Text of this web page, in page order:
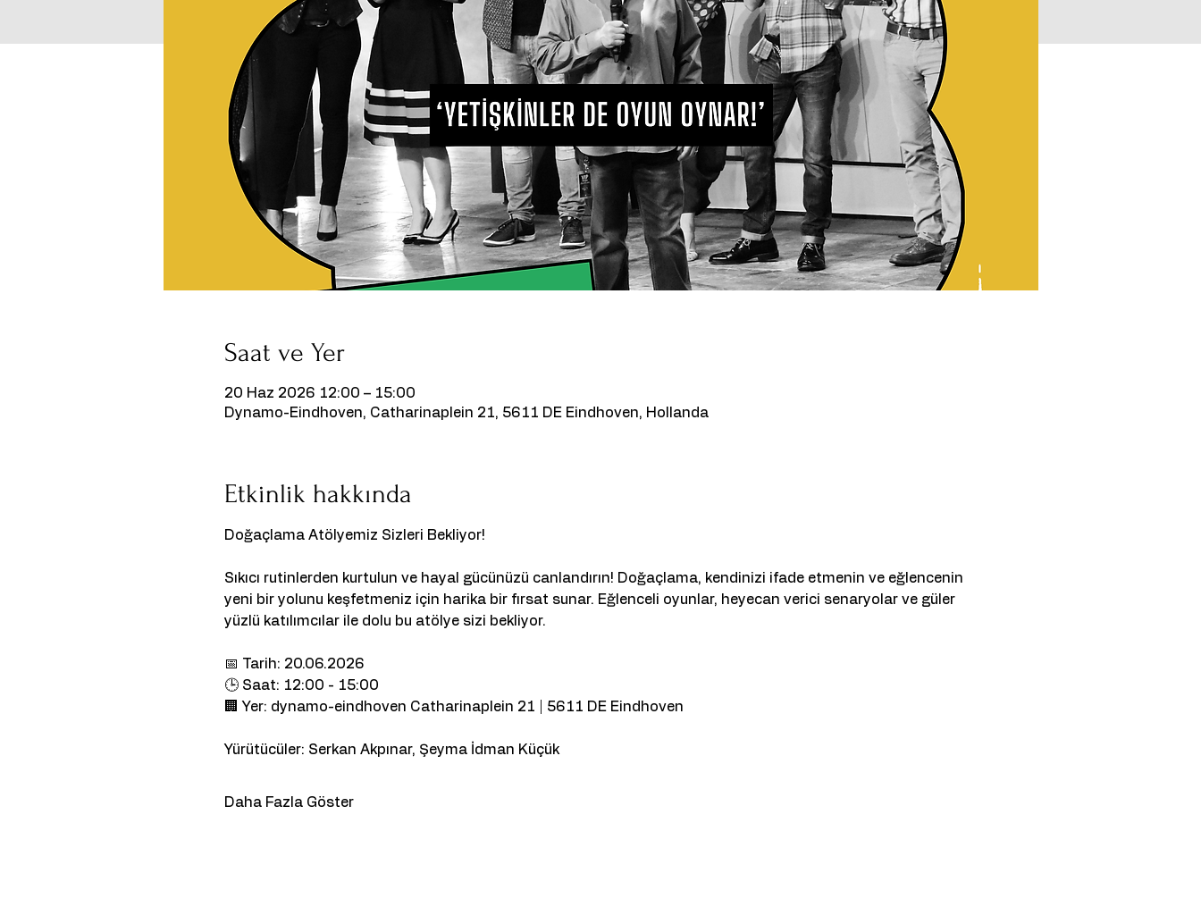
Saat ve Yer
20 Haz 2026 12:00 – 15:00
Dynamo-Eindhoven, Catharinaplein 21, 5611 DE Eindhoven, Hollanda
Etkinlik hakkında
Doğaçlama Atölyemiz Sizleri Bekliyor!
Sıkıcı rutinlerden kurtulun ve hayal gücünüzü canlandırın! Doğaçlama, kendinizi ifade etmenin ve eğlencenin
yeni bir yolunu keşfetmeniz için harika bir fırsat sunar. Eğlenceli oyunlar, heyecan verici senaryolar ve güler
yüzlü katılımcılar ile dolu bu atölye sizi bekliyor.
📅 Tarih: 20.06.2026
🕒 Saat: 12:00 - 15:00
🏢 Yer: dynamo-eindhoven Catharinaplein 21 | 5611 DE Eindhoven
Yürütücüler: Serkan Akpınar, Şeyma İdman Küçük
Daha Fazla Göster